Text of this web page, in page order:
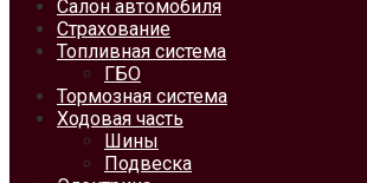
Салон автомобиля
Страхование
Топливная система
ГБО
Тормозная система
Ходовая часть
Шины
Подвеска